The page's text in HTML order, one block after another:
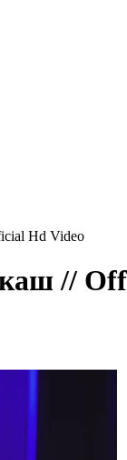
Hd Video
//